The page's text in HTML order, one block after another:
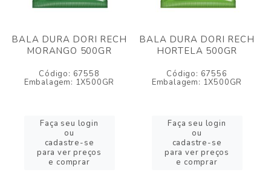
BALA DURA DORI RECH
MORANGO 500GR
Código: 67558
Embalagem: 1X500GR
Faça seu login
ou
cadastre-se
para ver preços
e comprar
BALA DURA DORI RECH
HORTELA 500GR
Código: 67556
Embalagem: 1X500GR
Faça seu login
ou
cadastre-se
para ver preços
e comprar